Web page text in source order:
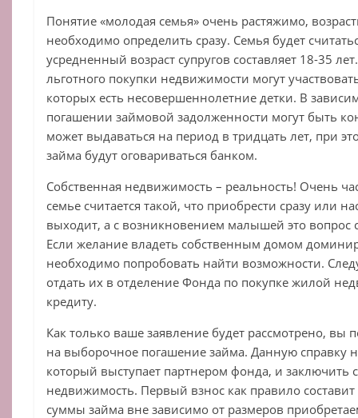
Понятие «молодая семья» очень растяжимо,
необходимо определить сразу. Семья будет
усредненный возраст супругов составляет 18-35
льготного покупки недвижимости могут
которых есть несовершеннолетние детки. В
погашении займовой задолженности могут быть
может выдаваться на период в тридцать лет, при
займа будут оговариваться банком.
Собственная недвижимость – реальность! Очень
семье считается такой, что приобрести сразу или
выходит, а с возникновением малышей это вопрос
Если желание владеть собственным домом
необходимо попробовать найти возможности.
отдать их в отделение Фонда по покупке жилой
кредиту.
Как только ваше заявление будет рассмотрено, вы
на выборочное погашение займа. Данную справку
который выступает партнером фонда, и заключить
недвижимость. Первый взнос как правило
суммы займа вне зависимо от размеров